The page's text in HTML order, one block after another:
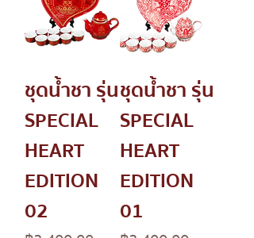
ชุดน้ำชา รุ่น
SPECIAL
HEART
EDITION
02
ชุดน้ำชา รุ่น
SPECIAL
HEART
EDITION
01